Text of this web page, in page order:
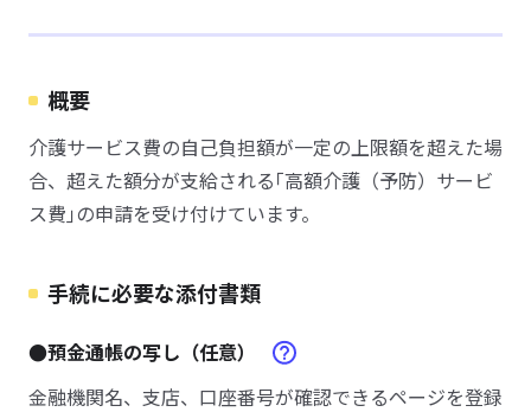
概要
介護サービス費の自己負担額が一定の上限額を超えた場
合、超えた額分が支給される｢高額介護（予防）サービ
ス費｣の申請を受け付けています。
手続に必要な添付書類
●預金通帳の写し（任意）
金融機関名、支店、口座番号が確認できるページを登録